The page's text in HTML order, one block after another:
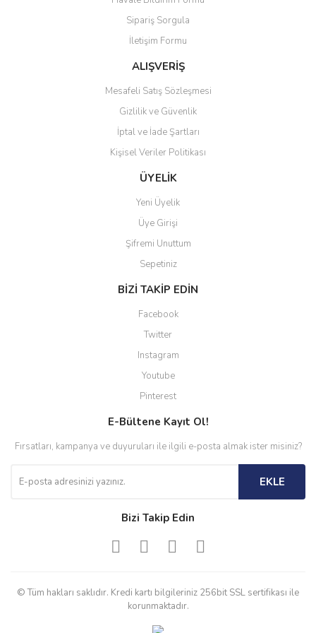
Ürün açıklamasında eksik bilgiler bulunuyor.
Ürün bilgilerinde hatalar bulunuyor.
Ürün fiyatı diğer sitelerden daha pahalı.
Bu ürüne benzer farklı alternatifler olmalı.
Gönder
Sipariş Sorgula
İletişim Formu
ALIŞVERİŞ
Mesafeli Satış Sözleşmesi
Gizlilik ve Güvenlik
İptal ve İade Şartları
Kişisel Veriler Politikası
ÜYELİK
Yeni Üyelik
Üye Girişi
Şifremi Unuttum
Sepetiniz
BİZİ TAKİP EDİN
Facebook
Twitter
Instagram
Youtube
Pinterest
E-Bültene Kayıt Ol!
Fırsatları, kampanya ve duyuruları ile ilgili e-posta almak ister misiniz?
EKLE
Bizi Takip Edin
© Tüm hakları saklıdır. Kredi kartı bilgileriniz 256bit SSL sertifikası ile
korunmaktadır.